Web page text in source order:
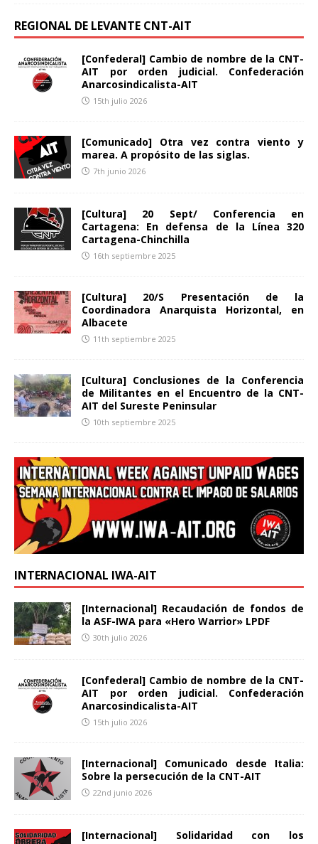
REGIONAL DE LEVANTE CNT-AIT
[Confederal] Cambio de nombre de la CNT-
AIT por orden judicial. Confederación
Anarcosindicalista-AIT
15th julio 2026
[Comunicado] Otra vez contra viento y
marea. A propósito de las siglas.
7th junio 2026
[Cultura] 20 Sept/ Conferencia en
Cartagena: En defensa de la Línea 320
Cartagena-Chinchilla
16th septiembre 2025
[Cultura] 20/S Presentación de la
Coordinadora Anarquista Horizontal, en
Albacete
11th septiembre 2025
[Cultura] Conclusiones de la Conferencia
de Militantes en el Encuentro de la CNT-
AIT del Sureste Peninsular
10th septiembre 2025
INTERNACIONAL IWA-AIT
[Internacional] Recaudación de fondos de
la ASF-IWA para «Hero Warrior» LPDF
30th julio 2026
[Confederal] Cambio de nombre de la CNT-
AIT por orden judicial. Confederación
Anarcosindicalista-AIT
15th julio 2026
[Internacional] Comunicado desde Italia:
Sobre la persecución de la CNT-AIT
22nd junio 2026
[Internacional] Solidaridad con los